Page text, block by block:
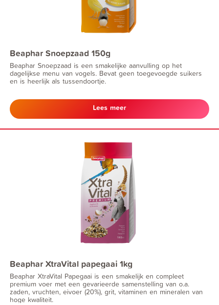
Beaphar Snoepzaad 150g
Beaphar Snoepzaad is een smakelijke aanvulling op het
dagelijkse menu van vogels. Bevat geen toegevoegde suikers
en is heerlijk als tussendoortje.
Lees meer
Beaphar XtraVital papegaai 1kg
Beaphar XtraVital Papegaai is een smakelijk en compleet
premium voer met een gevarieerde samenstelling van o.a.
zaden, vruchten, eivoer (20%), grit, vitaminen en mineralen van
hoge kwaliteit.